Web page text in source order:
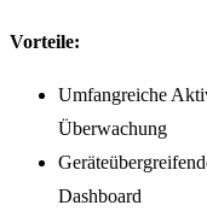
Vorteile:
Umfangreiche
Überwachung
Dashboard